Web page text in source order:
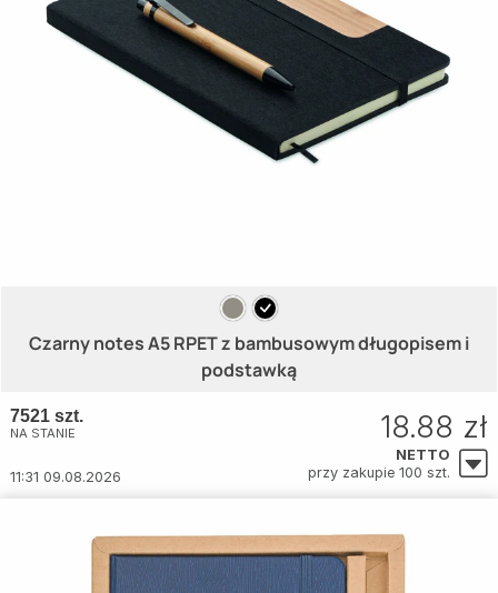
Czarny notes A5 RPET z bambusowym długopisem i
podstawką
7521 szt.
NA STANIE
11:31 09.08.2026
18.88 zł
NETTO
przy zakupie 100 szt.